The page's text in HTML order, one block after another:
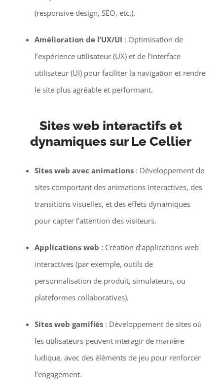
(responsive design, SEO, etc.).
Amélioration de l’UX/UI : Optimisation de
l’expérience utilisateur (UX) et de l’interface
utilisateur (UI) pour faciliter la navigation et rendre
le site plus agréable et performant.
Sites web interactifs et
dynamiques sur Le Cellier
Sites web avec animations: Développement de
sites comportant des animations interactives, des
transitions visuelles, et des effets dynamiques
pour capter l’attention des visiteurs.
Applications web : Création d’applications web
interactives (par exemple, outils de
personnalisation de produit, simulateurs, ou
plateformes collaboratives).
Sites web gamifiés: Développement de sites où
les utilisateurs peuvent interagir de manière
ludique, avec des éléments de jeu pour renforcer
l’engagement.